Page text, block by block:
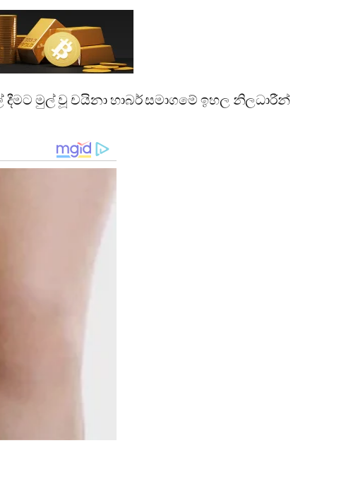
මුල් වූ චයිනා හාබර් සමාගමේ ඉහල නිලධාරීන්